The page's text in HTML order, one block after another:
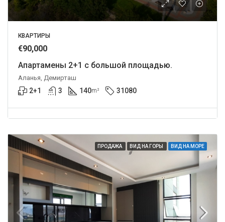
КВАРТИРЫ
€90,000
Апартамены 2+1 с большой площадью.
Аланья, Демирташ
2+1 3 140m² 31080
ПРОДАЖА ВИД НА ГОРЫ ВИД НА МОРЕ